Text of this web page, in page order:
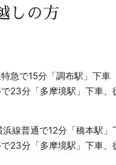
しの方
急で15分「調布駅」下車
23分「多摩境駅」下車、
浜線普通で12分「橋本駅」
23分「多摩境駅」下車、